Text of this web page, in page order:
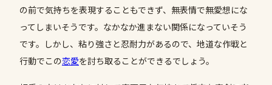
の前で気持ちを表現することもできず、無表情で無愛想にな
ってしまいそうです。なかなか進まない関係になっていそう
です。しかし、粘り強さと忍耐力があるので、地道な作戦と
行動でこの恋愛を討ち取ることができるでしょう。